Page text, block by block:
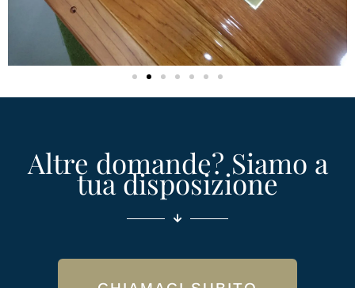
Altre domande? Siamo a
tua disposizione